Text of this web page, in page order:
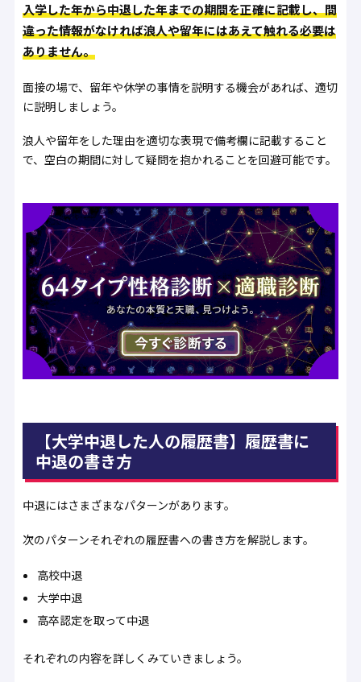
入学した年から中退した年までの期間を正確に記載し、間
違った情報がなければ浪人や留年にはあえて触れる必要は
ありません。
面接の場で、留年や休学の事情を説明する機会があれば、適切
に説明しましょう。
浪人や留年をした理由を適切な表現で備考欄に記載すること
で、空白の期間に対して疑問を抱かれることを回避可能です。
【大学中退した人の履歴書】履歴書に
中退の書き方
中退にはさまざまなパターンがあります。
次のパターンそれぞれの履歴書への書き方を解説します。
高校中退
大学中退
高卒認定を取って中退
それぞれの内容を詳しくみていきましょう。